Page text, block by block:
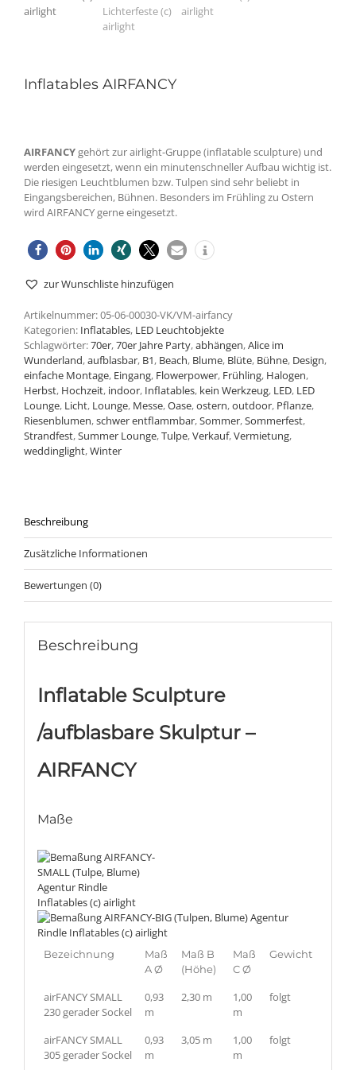
Inflatables AIRFANCY
AIRFANCYgehört zur airlight-Gruppe (inflatable sculpture) und
werden eingesetzt, wenn ein minutenschneller Aufbau wichtig ist.
Die riesigen Leuchtblumen bzw. Tulpen sind sehr beliebt in
Eingangsbereichen, Bühnen. Besonders im Frühling zu Ostern
wird AIRFANCY gerne eingesetzt.
zur Wunschliste hinzufügen
Artikelnummer:05-06-00030-VK/VM-airfancy
Kategorien: Inflatables, LED Leuchtobjekte
Schlagwörter:70er,70er Jahre Party,abhängen,Alice im
Wunderland,aufblasbar, B1, Beach, Blume, Blüte, Bühne, Design,
einfache Montage, Eingang, Flowerpower, Frühling, Halogen,
Herbst, Hochzeit, indoor, Inflatables, kein Werkzeug, LED, LED
Lounge, Licht, Lounge, Messe,Oase,ostern,outdoor, Pflanze,
Riesenblumen,schwer entflammbar,Sommer,Sommerfest,
Strandfest,Summer Lounge,Tulpe,Verkauf,Vermietung,
weddinglight,Winter
Beschreibung
Zusätzliche Informationen
Bewertungen (0)
Beschreibung
Inflatable Sculpture
/aufblasbare Skulptur –
AIRFANCY
Maße
Bezeichnung
Maß
A Ø
Maß B
(Höhe)
Maß
C Ø
Gewicht
airFANCY SMALL
230 gerader Sockel
0,93
m
2,30 m
1,00
m
folgt
airFANCY SMALL
305 gerader Sockel
0,93
m
3,05 m
1,00
m
folgt